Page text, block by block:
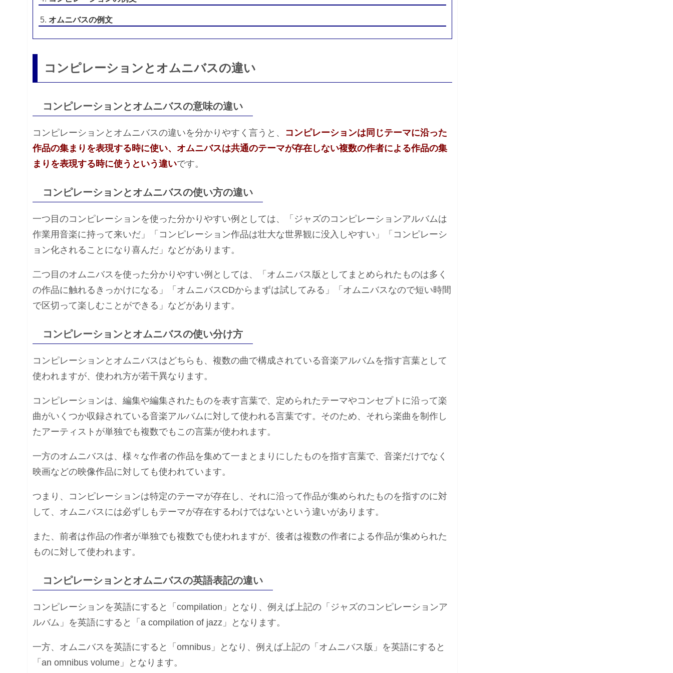
オムニバスの例文
コンピレーションとオムニバスの違い
コンピレーションとオムニバスの意味の違い
コンピレーションとオムニバスの違いを分かりやすく言うと、 コンピレーションは同じテーマに沿った
作品の集まりを表現する時に使い、オムニバスは共通のテーマが存在しない複数の作者による作品の集
まりを表現する時に使うという違いです。
コンピレーションとオムニバスの使い方の違い
一つ目のコンピレーションを使った分かりやすい例としては、「ジャズのコンピレーションアルバムは
作業用音楽に持って来いだ」「コンピレーション作品は壮大な世界観に没入しやすい」「コンピレーシ
ョン化されることになり喜んだ」などがあります。
二つ目のオムニバスを使った分かりやすい例としては、「オムニバス版としてまとめられたものは多く
の作品に触れるきっかけになる」「オムニバスCDからまずは試してみる」「オムニバスなので短い時間
で区切って楽しむことができる」などがあります。
コンピレーションとオムニバスの使い分け方
コンピレーションとオムニバスはどちらも、複数の曲で構成されている音楽アルバムを指す言葉として
使われますが、使われ方が若干異なります。
コンピレーションは、編集や編集されたものを表す言葉で、定められたテーマやコンセプトに沿って楽
曲がいくつか収録されている音楽アルバムに対して使われる言葉です。そのため、それら楽曲を制作し
たアーティストが単独でも複数でもこの言葉が使われます。
一方のオムニバスは、様々な作者の作品を集めて一まとまりにしたものを指す言葉で、音楽だけでなく
映画などの映像作品に対しても使われています。
つまり、コンピレーションは特定のテーマが存在し、それに沿って作品が集められたものを指すのに対
して、オムニバスには必ずしもテーマが存在するわけではないという違いがあります。
また、前者は作品の作者が単独でも複数でも使われますが、後者は複数の作者による作品が集められた
ものに対して使われます。
コンピレーションとオムニバスの英語表記の違い
コンピレーションを英語にすると「compilation」となり、例えば上記の「ジャズのコンピレーションア
ルバム」を英語にすると「a compilation of jazz」となります。
一方、オムニバスを英語にすると「omnibus」となり、例えば上記の「オムニバス版」を英語にすると
「an omnibus volume」となります。